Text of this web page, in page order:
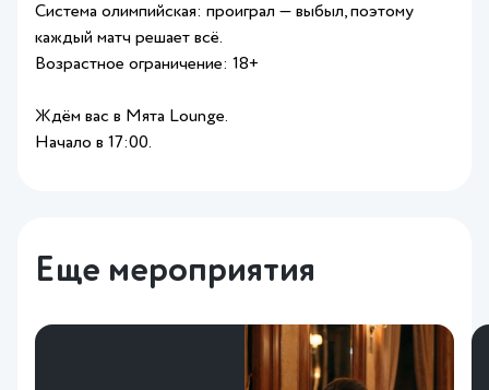
Система олимпийская: проиграл — выбыл, поэтому
каждый матч решает всё.
Возрастное ограничение: 18+
Ждём вас в Мята Lounge.
Начало в 17:00.
Еще мероприятия